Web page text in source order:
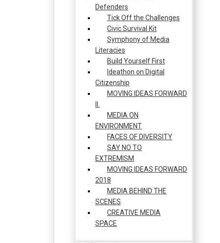
Defenders
Tick Off the Challenges
Civic Survival Kit
Symphony of Media
Literacies
Build Yourself First
Ideathon on Digital
Citizenship
MOVING IDEAS FORWARD
MEDIA ON
ENVIRONMENT
FACES OF DIVERSITY
SAY NO TO
EXTREMISM
MOVING IDEAS FORWARD
2018
MEDIA BEHIND THE
SCENES
CREATIVE MEDIA
SPACE